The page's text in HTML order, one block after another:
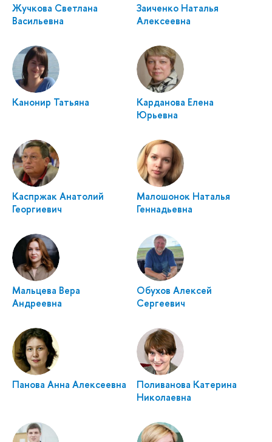
Жучкова Светлана
Васильевна
Заиченко Наталья
Алексеевна
Канонир Татьяна
Карданова Елена
Юрьевна
Каспржак Анатолий
Георгиевич
Малошонок Наталья
Геннадьевна
Мальцева Вера
Андреевна
Обухов Алексей
Сергеевич
Панова Анна Алексеевна
Поливанова Катерина
Николаевна